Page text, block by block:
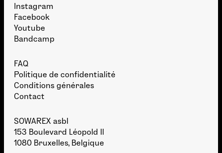
Instagram
Facebook
Youtube
Bandcamp
FAQ
Politique de confidentialité
Conditions générales
Contact
SOWAREX asbl
153 Boulevard Léopold II
1080 Bruxelles, Belgique